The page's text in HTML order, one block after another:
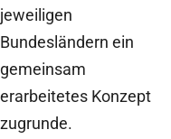
jeweiligen
Bundesländern ein
gemeinsam
erarbeitetes Konzept
zugrunde.